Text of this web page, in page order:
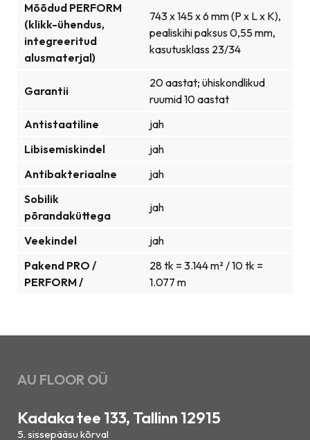
Mõõdud PERFORM
(klikk-ühendus,
integreeritud
alusmaterjal)
743 x 145 x 6 mm (P x L x K),
pealiskihi paksus 0,55 mm,
kasutusklass 23/34
Garantii
20 aastat; ühiskondlikud
ruumid 10 aastat
Antistaatiline
jah
Libisemiskindel
jah
Antibakteriaalne
jah
Sobilik
põrandaküttega
jah
Veekindel
jah
Pakend PRO /
PERFORM /
28 tk = 3.144 m² / 10 tk =
1.077 m
AU FLOOR OÜ
Kadaka tee 133, Tallinn 12915
5. sissepääsu kõrval